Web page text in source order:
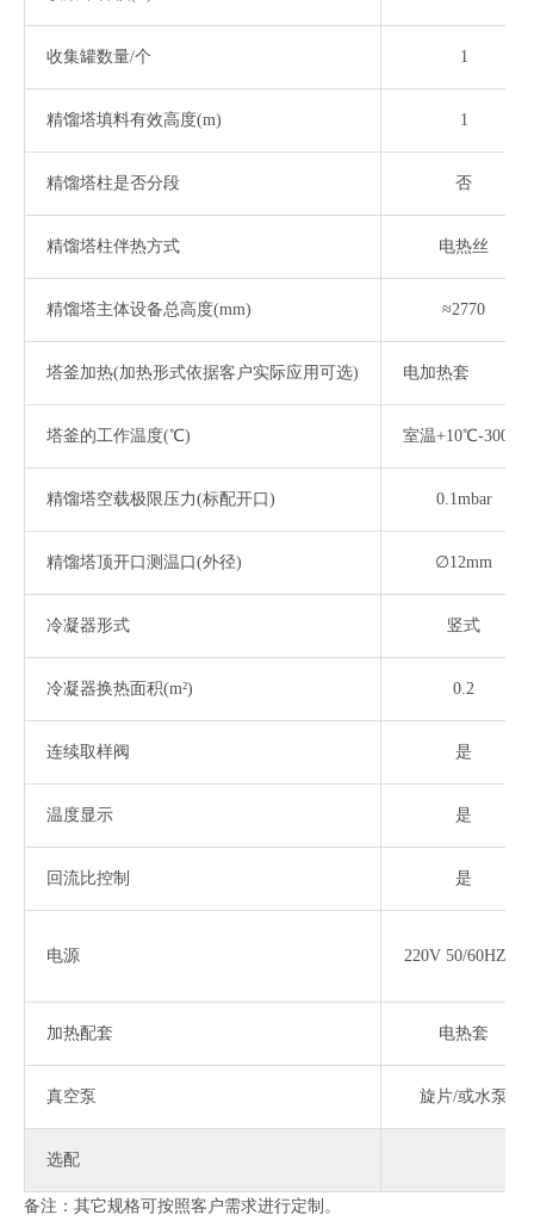
收集罐数量/个 1
精馏塔填料有效高度(m) 1
精馏塔柱是否分段 否
精馏塔柱伴热方式 电热丝
精馏塔主体设备总高度(mm) ≈2770
塔釜加热(加热形式依据客户实际应用可选) 电加热套
塔釜的工作温度(℃) 室温+10℃-300℃
精馏塔空载极限压力(标配开口) 0.1mbar
精馏塔顶开口测温口 (外径) ∅12mm
冷凝器形式 竖式
冷凝器换热面积(m²) 0.2
连续取样阀 是
温度显示 是
回流比控制 是
电源 220V 50/60HZ1P
加热配套 电热套
真空泵 旋片/或水泵
选配
备注：其它规格可按照客户需求进行定制。